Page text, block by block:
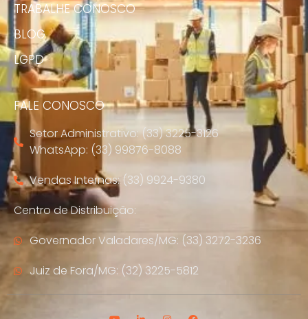
TRABALHE CONOSCO
BLOG
LGPD
FALE CONOSCO
Setor Administrativo: (33) 3225-3126
WhatsApp: (33) 99876-8088
Vendas Internas: (33) 9924-9380
Centro de Distribuição:
Governador Valadares/MG: (33) 3272-3236
Juiz de Fora/MG: (32) 3225-5812